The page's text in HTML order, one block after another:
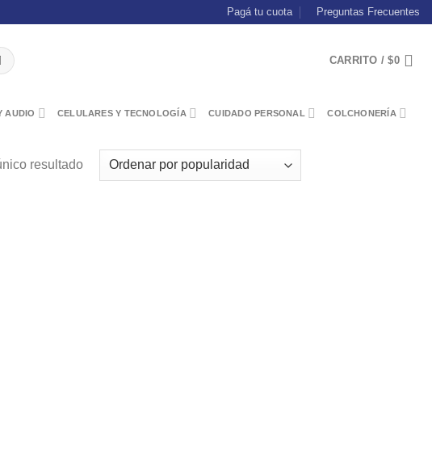
Pagá tu cuota Preguntas Frecuentes
CARRITO /$0
AUDIO CELULARES Y TECNOLOGÍA CUIDADO PERSONAL COLCHONERÍA
resultado